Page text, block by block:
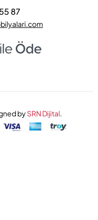
87
bySRN Dijital.